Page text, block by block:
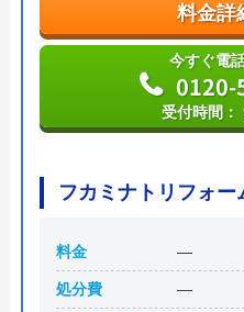
料金詳
今すぐ電
0120-
受付時間
フカミナトリフォ
料金 ―
処分費 ―